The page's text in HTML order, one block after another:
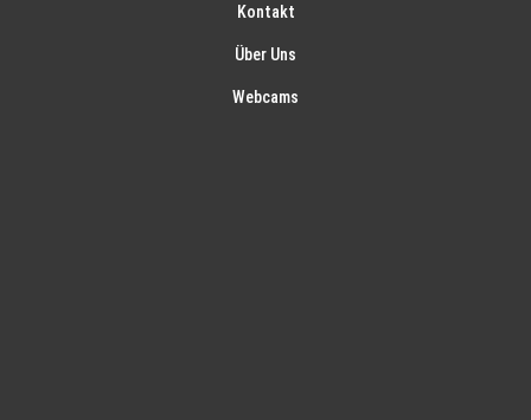
Kontakt
Über Uns
Webcams